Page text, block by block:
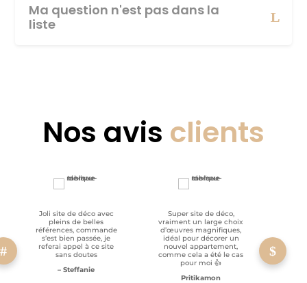
Ma question n'est pas dans la
liste
Nos avis clients
Joli site de déco avec
pleins de belles
références, commande
s’est bien passée, je
referai appel à ce site
sans doutes
– Steffanie
Super site de déco,
vraiment un large choix
d’œuvres magnifiques,
idéal pour décorer un
nouvel appartement,
comme cela a été le cas
pour moi 👍
Pritikamon